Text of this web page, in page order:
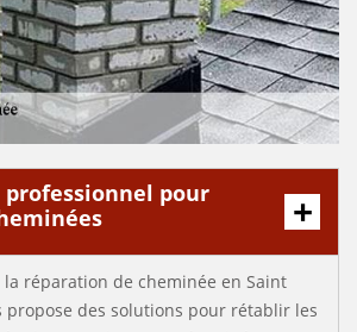
pour
réparation de cheminée en Saint
propose des solutions pour rétablir les